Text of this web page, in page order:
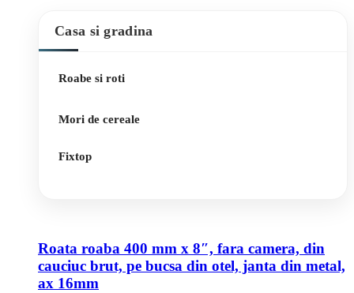
Casa si gradina
Roabe si roti
Mori de cereale
Fixtop
Roata roaba 400 mm x 8″, fara camera, din
cauciuc brut, pe bucsa din otel, janta din metal,
ax 16mm